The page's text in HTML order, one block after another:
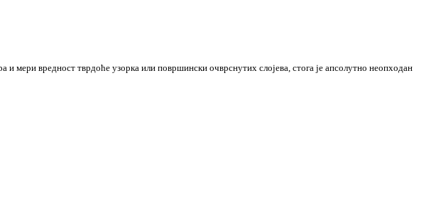
мери вредност тврдоће узорка или површински очврснутих слојева, стога је апсолутно неопходан